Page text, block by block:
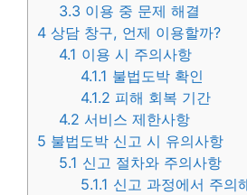
3.3 이용 중 문제 해결
4 상담 창구, 언제 이용할까?
4.1 이용 시 주의사항
4.1.1 불법도박 확인
4.1.2 피해 회복 기간
4.2 서비스 제한사항
5 불법도박 신고 시 유의사항
5.1 신고 절차와 주의사항
5.1.1 신고 과정에서 주의